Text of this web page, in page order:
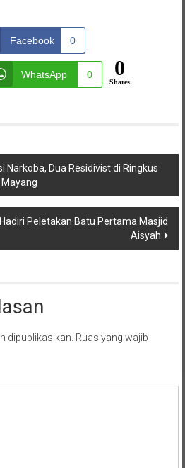
Facebook 0
WhatsApp 0 0
Shares
Narkoba, Dua Residivist di Ringkus
Peletakan Batu Pertama Masjid
Aisyah
dipublikasikan. Ruas yang wajib